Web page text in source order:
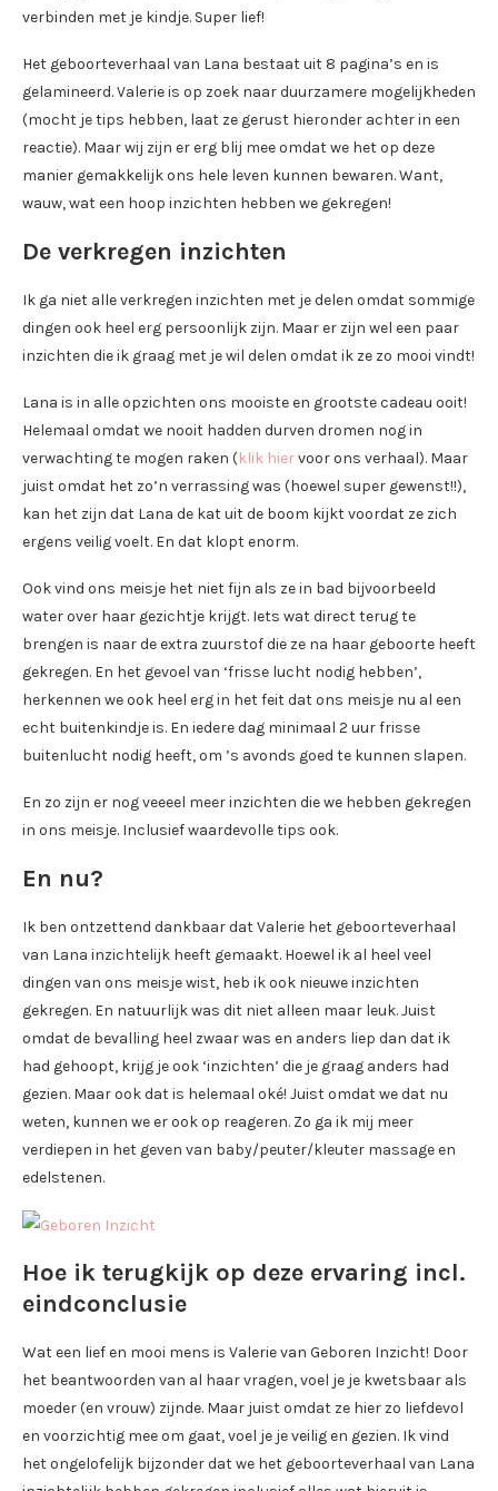
verbinden met je kindje. Super lief!
Het geboorteverhaal van Lana bestaat uit 8 pagina’s en is
gelamineerd. Valerie is op zoek naar duurzamere mogelijkheden
(mocht je tips hebben, laat ze gerust hieronder achter in een
reactie). Maar wij zijn er erg blij mee omdat we het op deze
manier gemakkelijk ons hele leven kunnen bewaren. Want,
wauw, wat een hoop inzichten hebben we gekregen!
De verkregen inzichten
Ik ga niet alle verkregen inzichten met je delen omdat sommige
dingen ook heel erg persoonlijk zijn. Maar er zijn wel een paar
inzichten die ik graag met je wil delen omdat ik ze zo mooi vindt!
Lana is in alle opzichten ons mooiste en grootste cadeau ooit!
Helemaal omdat we nooit hadden durven dromen nog in
verwachting te mogen raken (klik hiervoor ons verhaal). Maar
juist omdat het zo’n verrassing was (hoewel super gewenst!!),
kan het zijn dat Lana de kat uit de boom kijkt voordat ze zich
ergens veilig voelt. En dat klopt enorm.
Ook vind ons meisje het niet fijn als ze in bad bijvoorbeeld
water over haar gezichtje krijgt. Iets wat direct terug te
brengen is naar de extra zuurstof die ze na haar geboorte heeft
gekregen. En het gevoel van ‘frisse lucht nodig hebben’,
herkennen we ook heel erg in het feit dat ons meisje nu al een
echt buitenkindje is. En iedere dag minimaal 2 uur frisse
buitenlucht nodig heeft, om ’s avonds goed te kunnen slapen.
En zo zijn er nog veeeel meer inzichten die we hebben gekregen
in ons meisje. Inclusief waardevolle tips ook.
En nu?
Ik ben ontzettend dankbaar dat Valerie het geboorteverhaal
van Lana inzichtelijk heeft gemaakt. Hoewel ik al heel veel
dingen van ons meisje wist, heb ik ook nieuwe inzichten
gekregen. En natuurlijk was dit niet alleen maar leuk. Juist
omdat de bevalling heel zwaar was en anders liep dan dat ik
had gehoopt, krijg je ook ‘inzichten’ die je graag anders had
gezien. Maar ook dat is helemaal oké! Juist omdat we dat nu
weten, kunnen we er ook op reageren. Zo ga ik mij meer
verdiepen in het geven van baby/peuter/kleuter massage en
edelstenen.
Hoe ik terugkijk op deze ervaring incl.
eindconclusie
Wat een lief en mooi mens is Valerie van Geboren Inzicht! Door
het beantwoorden van al haar vragen, voel je je kwetsbaar als
moeder (en vrouw) zijnde. Maar juist omdat ze hier zo liefdevol
en voorzichtig mee om gaat, voel je je veilig en gezien. Ik vind
het ongelofelijk bijzonder dat we het geboorteverhaal van Lana